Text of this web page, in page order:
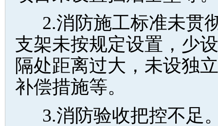
2.消防施工标准未贯
支架未按规定设置，少
隔处距离过大，未设独
补偿措施等。
3.消防验收把控不足